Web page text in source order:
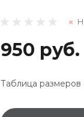
г.
на 1 этаже
1 мая:
950 руб.
Таблица размеров